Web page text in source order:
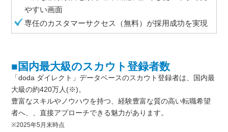
やすい画面
専任のカスタマーサクセス（無料）が採用成功を実現
■国内最大級のスカウト登録者数
「doda ダイレクト」データベースのスカウト登録者は、国内最
大級の約420万人(※)。
豊富なスキルやノウハウを持つ、経験豊富な質の高い転職希望
者へ、、直接アプローチできる魅力があります。
※2025年5月末時点